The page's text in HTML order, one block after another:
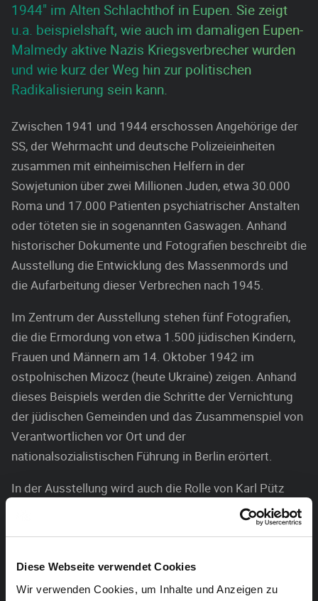
Diese Webseite verwendet Cookies
Wir verwenden Cookies, um Inhalte und Anzeigen zu
1944" im Alten Schlachthof in Eupen. Sie zeigt
u.a. beispielshaft, wie auch im damaligen Eupen-
Malmedy aktive Nazis Kriegsverbrecher wurden
und wie kurz der Weg hin zur politischen
Radikalisierung sein kann.
Zwischen 1941 und 1944 erschossen Angehörige der
SS, der Wehrmacht und deutsche Polizeieinheiten
zusammen mit einheimischen Helfern in der
Sowjetunion über zwei Millionen Juden, etwa 30.000
Roma und 17.000 Patienten psychiatrischer Anstalten
oder töteten sie in sogenannten Gaswagen. Anhand
historischer Dokumente und Fotografien beschreibt die
Ausstellung die Entwicklung des Massenmords und
die Aufarbeitung dieser Verbrechen nach 1945.
Im Zentrum der Ausstellung stehen fünf Fotografien,
die die Ermordung von etwa 1.500 jüdischen Kindern,
Frauen und Männern am 14. Oktober 1942 im
ostpolnischen Mizocz (heute Ukraine) zeigen. Anhand
dieses Beispiels werden die Schritte der Vernichtung
der jüdischen Gemeinden und das Zusammenspiel von
Verantwortlichen vor Ort und der
nationalsozialistischen Führung in Berlin erörtert.
In der Ausstellung wird auch die Rolle von Karl Pütz
beispielhaft nachgezeichnet, der in den 1930er Jahren
in Eupen-Malmedy HJ- und BDM-Gruppen aufgebaut
und nach 1941 Täter des Holocausts wurde.